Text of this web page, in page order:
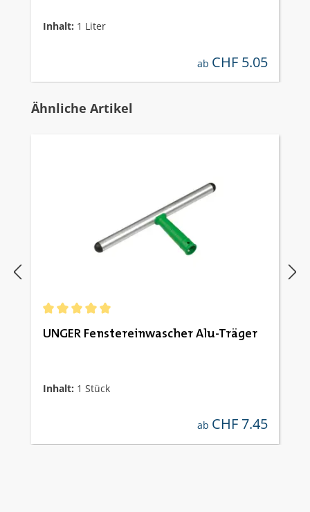
Inhalt: 1 Liter
regulärer preis:
ab CHF 5.05
Produktgalerie überspringen
Ähnliche Artikel
UNGER Fenstereinwascher Alu-Träger
Inhalt: 1 Stück
regulärer preis:
ab CHF 7.45